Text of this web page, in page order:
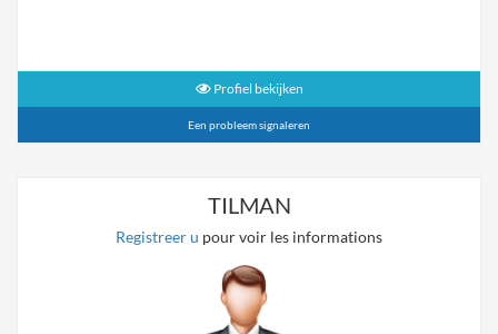
Profiel bekijken
Een probleem signaleren
TILMAN
Registreer u pour voir les informations